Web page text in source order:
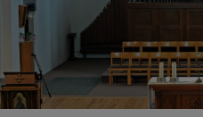
ZOEKEN
HULP
STARTPAGINA